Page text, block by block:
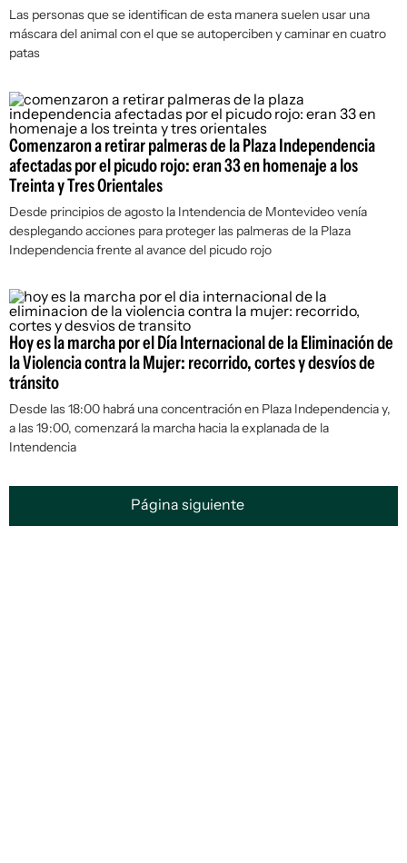
Las personas que se identifican de esta manera suelen usar una
máscara del animal con el que se autoperciben y caminar en cuatro
patas
Comenzaron a retirar palmeras de la Plaza Independencia
afectadas por el picudo rojo: eran 33 en homenaje a los
Treinta y Tres Orientales
Desde principios de agosto la Intendencia de Montevideo venía
desplegando acciones para proteger las palmeras de la Plaza
Independencia frente al avance del picudo rojo
Hoy es la marcha por el Día Internacional de la Eliminación de
la Violencia contra la Mujer: recorrido, cortes y desvíos de
tránsito
Desde las 18:00 habrá una concentración en Plaza Independencia y,
a las 19:00, comenzará la marcha hacia la explanada de la
Intendencia
Página siguiente